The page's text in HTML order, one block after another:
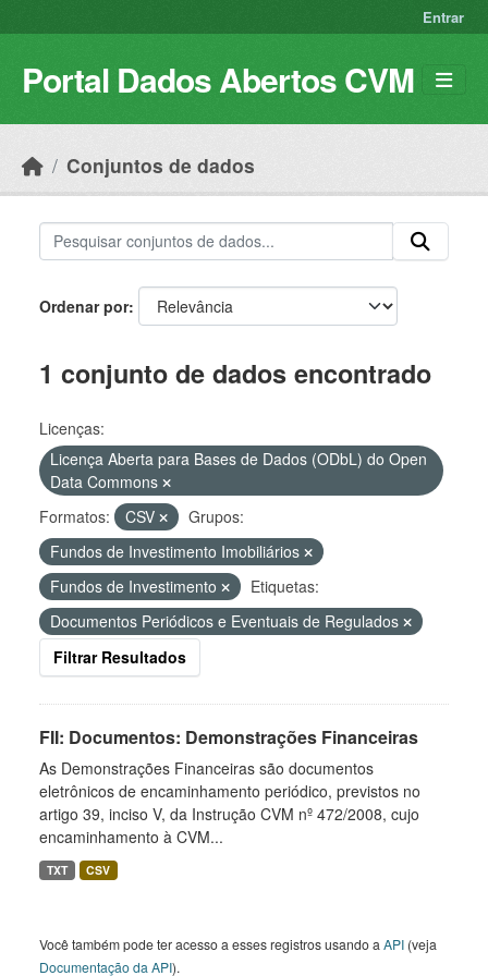
Entrar
Portal Dados Abertos CVM
Conjuntos de dados
Ordenar por
1 conjunto de dados encontrado
Licenças:
Licença Aberta para Bases de Dados (ODbL) do Open
Data Commons
Formatos:
CSV
Grupos:
Fundos de Investimento Imobiliários
Fundos de Investimento
Etiquetas:
Documentos Periódicos e Eventuais de Regulados
Filtrar Resultados
FII: Documentos: Demonstrações Financeiras
As Demonstrações Financeiras são documentos
eletrônicos de encaminhamento periódico, previstos no
artigo 39, inciso V, da Instrução CVM nº 472/2008, cujo
encaminhamento à CVM...
TXT CSV
Você também pode ter acesso a esses registros usando a API (veja
Documentação da API).